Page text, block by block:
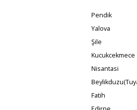
Pendik
Yalova
Şile
Kucukcekmece
Nisantasi
Fatih